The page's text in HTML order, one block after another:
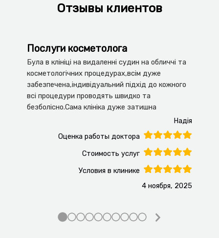
Отзывы клиентов
Послуги косметолога
Була в клініці на видаленні судин на обличчі та
косметологічних процедурах,всім дуже
забезпечена,індивідуальний підхід до кожного
всі процедури проводять швидко та
безболісно.Сама клініка дуже затишна
Надія
Оценка работы доктора
Стоимость услуг
Условия в клинике
4 ноября, 2025